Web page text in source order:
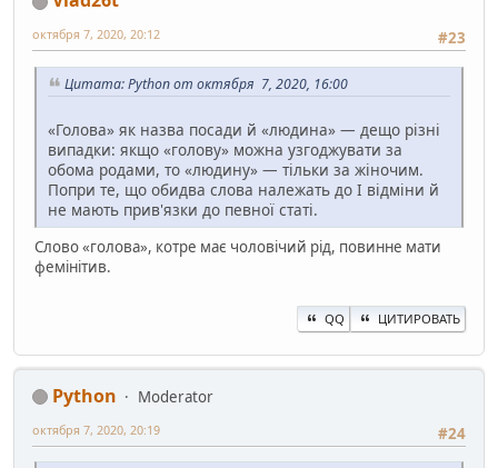
#23
октября 7, 2020, 20:12
Цитата: Python от октября 7, 2020, 16:00
«Голова» як назва посади й «людина» — дещо різні
випадки: якщо «голову» можна узгоджувати за
обома родами, то «людину» — тільки за жіночим.
Попри те, що обидва слова належать до І відміни й
не мають прив'язки до певної статі.
Слово «голова», котре має чоловічий рід, повинне мати
фемінітив.
QQ ЦИТИРОВАТЬ
Python
Moderator
#24
октября 7, 2020, 20:19